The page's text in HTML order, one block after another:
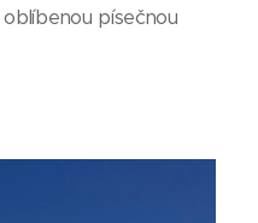
písečnou